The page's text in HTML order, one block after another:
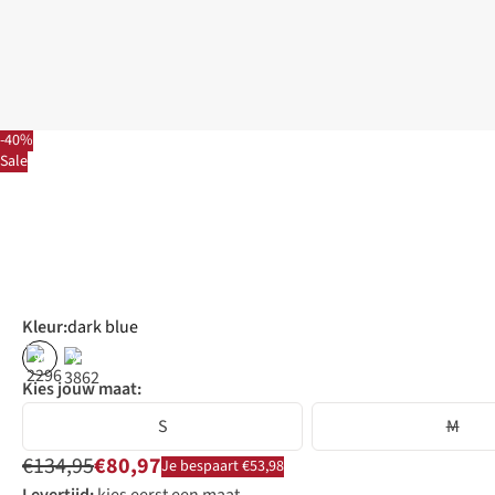
-40%
Sale
Kleur:dark blue
% %
Kies jouw maat:
S
M
€134,95€80,97Je bespaart €53,98